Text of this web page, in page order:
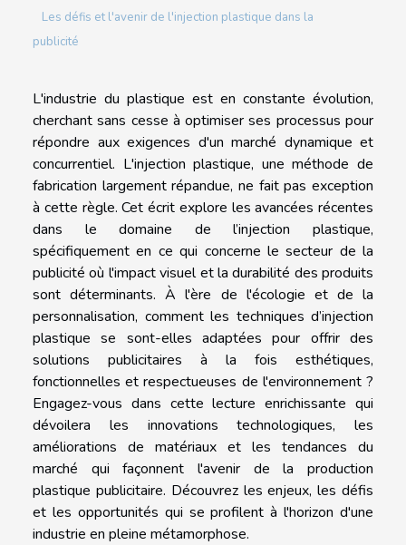
Les défis et l'avenir de l'injection plastique dans la
publicité
L'industrie du plastique est en constante évolution,
cherchant sans cesse à optimiser ses processus pour
répondre aux exigences d'un marché dynamique et
concurrentiel. L'injection plastique, une méthode de
fabrication largement répandue, ne fait pas exception
à cette règle. Cet écrit explore les avancées récentes
dans le domaine de l’injection plastique,
spécifiquement en ce qui concerne le secteur de la
publicité où l'impact visuel et la durabilité des produits
sont déterminants. À l'ère de l'écologie et de la
personnalisation, comment les techniques d’injection
plastique se sont-elles adaptées pour offrir des
solutions publicitaires à la fois esthétiques,
fonctionnelles et respectueuses de l'environnement ?
Engagez-vous dans cette lecture enrichissante qui
dévoilera les innovations technologiques, les
améliorations de matériaux et les tendances du
marché qui façonnent l'avenir de la production
plastique publicitaire. Découvrez les enjeux, les défis
et les opportunités qui se profilent à l'horizon d'une
industrie en pleine métamorphose.